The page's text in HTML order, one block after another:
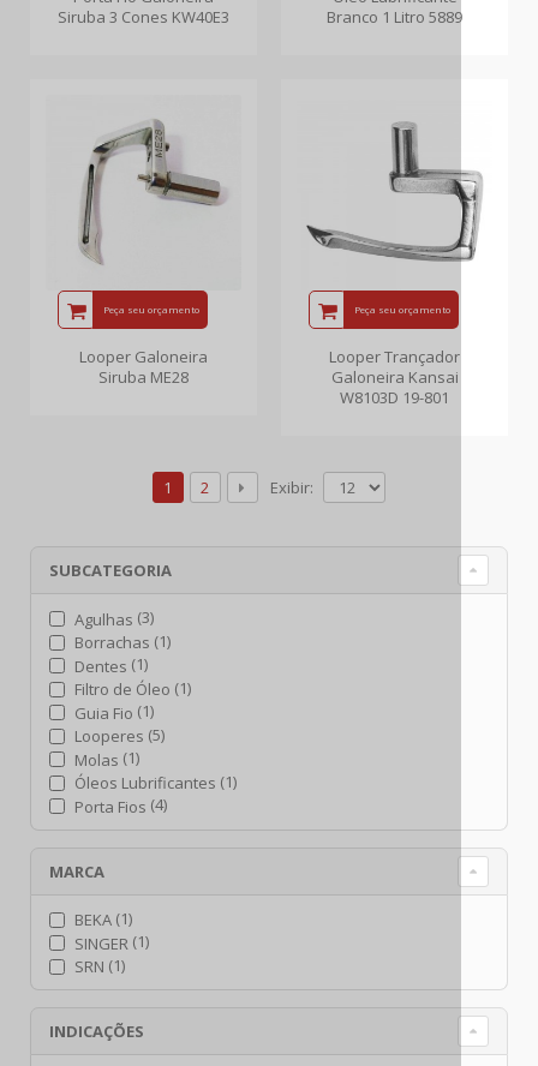
Siruba 3 Cones KW40E3
Branco 1 Litro 5889
Peça seu orçamento
Looper Galoneira
Siruba ME28
Peça seu orçamento
Looper Trançador
Galoneira Kansai
W8103D 19-801
1 2 Exibir:
SUBCATEGORIA
Agulhas (3)
Borrachas (1)
Dentes (1)
Filtro de Óleo (1)
Guia Fio (1)
Looperes (5)
Molas (1)
Óleos Lubrificantes (1)
Porta Fios (4)
MARCA
BEKA (1)
SINGER (1)
SRN (1)
INDICAÇÕES